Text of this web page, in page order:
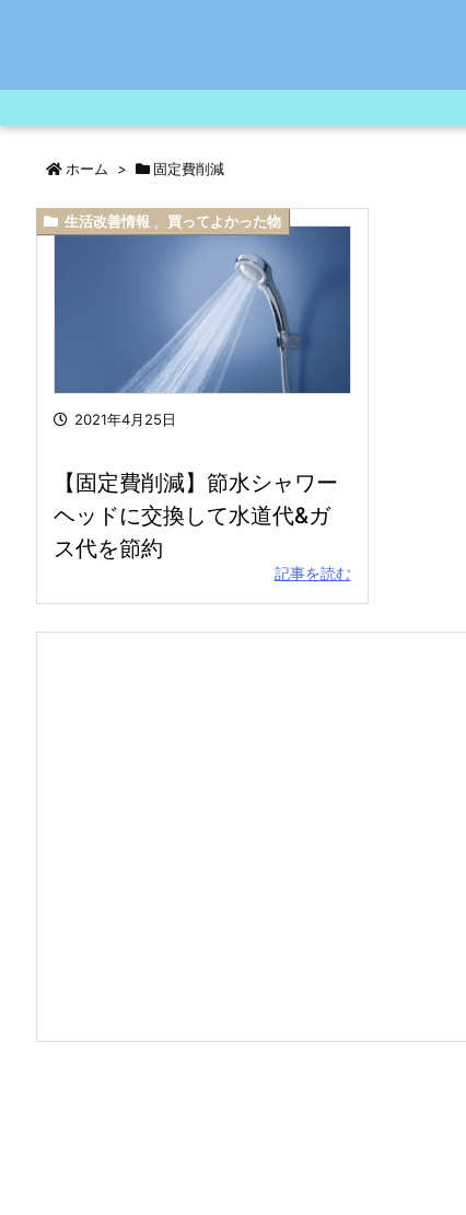
ホーム > 固定費削減
2021年4月25日
生活改善情報 買ってよかった物
【固定費削減】節水シャワー
ヘッドに交換して水道代&ガ
ス代を節約
記事を読む